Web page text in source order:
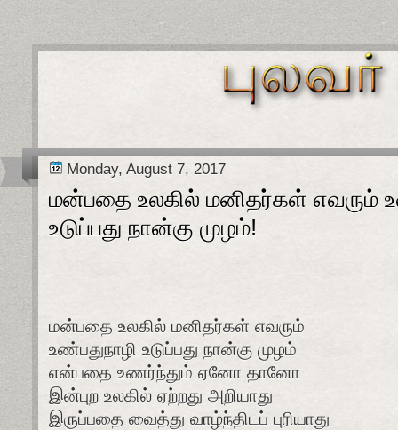
Monday, August 7, 2017
மன்பதை உலகில் மனிதர்கள் எவரும்
உடுப்பது நான்கு முழம்!
மன்பதை உலகில் மனிதர்கள் எவரும்
உண்பதுநாழி உடுப்பது நான்கு முழம்
என்பதை உணர்ந்தும் ஏனோ தானோ
இன்புற உலகில் ஏற்றது அறியாது
இருப்பதை வைத்து வாழ்ந்திடப் புரியாது